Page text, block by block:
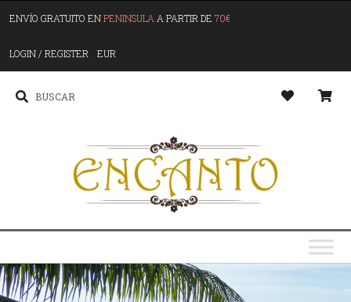
ENVÍO GRATUITO ENPENINSULA A PARTIR DE 70€
LOGIN / REGISTER EUR